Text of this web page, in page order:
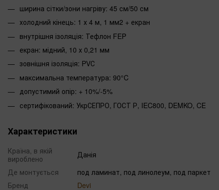
ширина сітки/зони нагріву: 45 см/50 см
холодний кінець: 1 х 4 м, 1 мм2 + екран
внутрішня ізоляція: Тефлон FEP
екран: мідний, 10 х 0,21 мм
зовнішня ізоляція: PVС
максимальна температура: 90°C
допустимий опір: + 10%/-5%
сертифікований: УкрСЕПРО, ГОСТ Р, IEC800, DEMKO, CE
Характеристики
Країна, в якій
вироблено
Данія
Де монтується
под ламинат, под линолеум, под паркет
Бренд
Devi